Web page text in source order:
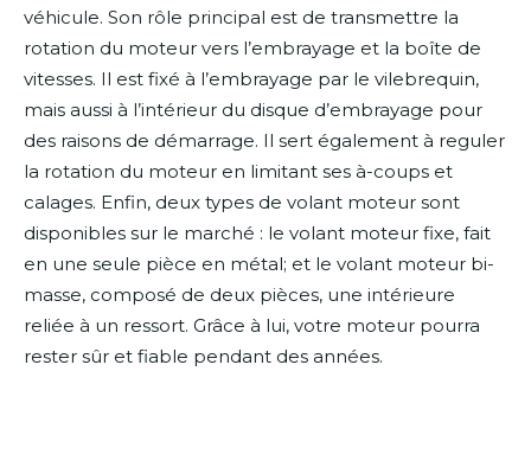
véhicule. Son rôle principal est de transmettre la
rotation du moteur vers l’embrayage et la boîte de
vitesses. Il est fixé à l’embrayage par le vilebrequin,
mais aussi à l’intérieur du disque d’embrayage pour
des raisons de démarrage. Il sert également à reguler
la rotation du moteur en limitant ses à-coups et
calages. Enfin, deux types de volant moteur sont
disponibles sur le marché : le volant moteur fixe, fait
en une seule pièce en métal; et le volant moteur bi-
masse, composé de deux pièces, une intérieure
reliée à un ressort. Grâce à lui, votre moteur pourra
rester sûr et fiable pendant des années.